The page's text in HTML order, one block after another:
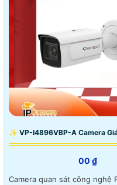
✨ VP-I4896VBP-A Camera
00 ₫
Camera quan sát công nghệ